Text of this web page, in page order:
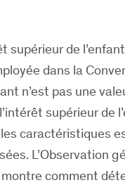
supérieur de
dans la
n’est pas une
supérieur de
caractéristiques
L’Observation
comment